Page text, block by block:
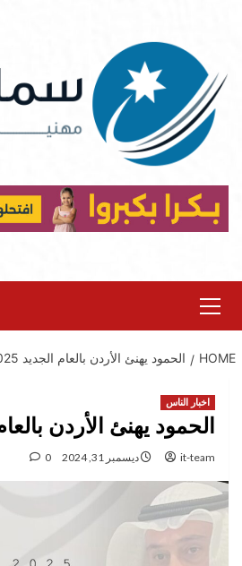
content
Menu
HOME الحمود يهنئ الأردن بالعام الجديد 2025
اخبار الناس
الحمود يهنئ الأردن بالعام
it-team ديسمبر 31, 2024 0